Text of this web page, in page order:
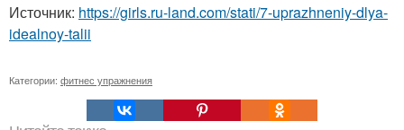
Источник: https://girls.ru-land.com/stati/7-uprazhneniy-dlya-
idealnoy-talii
Категории: фитнес упражнения